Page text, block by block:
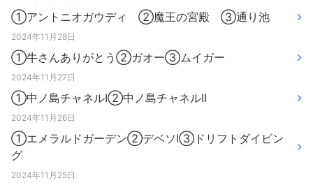
①アントニオガウディ ②魔王の宮殿 ③通り池
2024年11月28日
①牛さんありがとう②ガオー③ムイガー
2024年11月27日
①中ノ島チャネルⅠ②中ノ島チャネルⅡ
2024年11月26日
①エメラルドガーデン②デベソⅠ③ドリフトダイビン
グ
2024年11月25日